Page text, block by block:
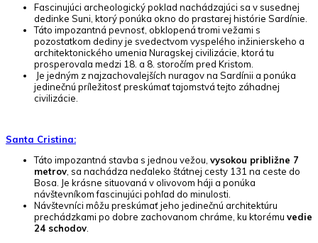
Fascinujúci archeologický poklad nachádzajúci sa v susednej
dedinke Suni, ktorý ponúka okno do prastarej histórie Sardínie.
Táto impozantná pevnosť, obklopená tromi vežami s
pozostatkom dediny je svedectvom vyspelého inžinierskeho a
architektonického umenia Nuragskej civilizácie, ktorá tu
prosperovala medzi 18. a 8. storočím pred Kristom.
Je jedným z najzachovalejších nuragov na Sardínii a ponúka
jedinečnú príležitosť preskúmať tajomstvá tejto záhadnej
civilizácie.
Santa Cristina:
Táto impozantná stavba s jednou vežou, vysokou približne 7
metrov , sa nachádza neďaleko štátnej cesty 131 na ceste do
Bosa. Je krásne situovaná v olivovom háji a ponúka
návštevníkom fascinujúci pohľad do minulosti.
Návštevníci môžu preskúmať jeho jedinečnú architektúru
prechádzkami po dobre zachovanom chráme, ku ktorému vedie
24 schodov